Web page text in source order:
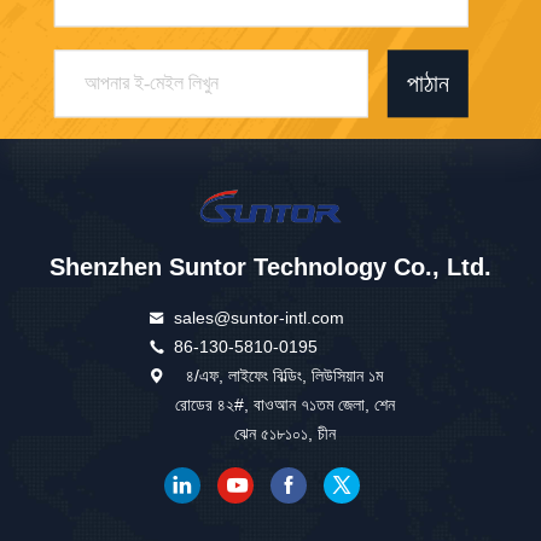
পাঠান
Shenzhen Suntor Technology Co., Ltd.
sales@suntor-intl.com
86-130-5810-0195
৪/এফ, লাইফেং বিল্ডিং, লিউসিয়ান ১ম
রোডের ৪২#, বাওআন ৭১তম জেলা, শেন
ঝেন ৫১৮১০১, চীন